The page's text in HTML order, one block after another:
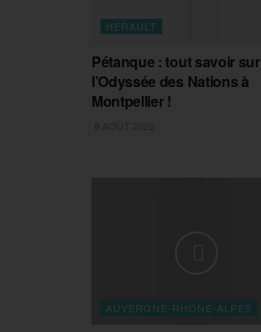
HERAULT
Pétanque : tout savoir sur
l’Odyssée des Nations à
Montpellier !
AUVERGNE-RHONE-ALPES